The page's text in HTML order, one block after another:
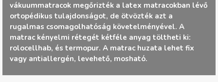
i
vákuummatracok megőrizték a latex matracokban lévő
ortopédikus tulajdonságot, de ötvözték azt a
rugalmas csomagolhatóság követelményével. A
matrac kényelmi rétegét kétféle anyag töltheti ki:
rolocellhab, és termopur. A matrac huzata lehet fix
vagy antiallergén, levehető, mosható.